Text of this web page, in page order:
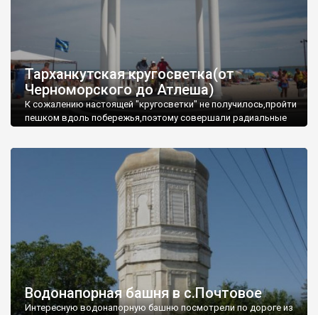
Тарханкутская кругосветка(от
Черноморского до Атлеша)
К сожалению настоящей "кругосветки" не получилось,пройти
пешком вдоль побережья,поэтому совершали радиальные
Водонапорная башня в с.Почтовое
Интересную водонапорную башню посмотрели по дороге из